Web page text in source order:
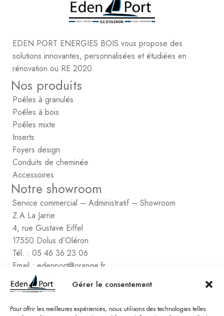
Gérer le consentement
Pour offrir les meilleures expériences, nous utilisons des technologies telles
EDEN PORT ENERGIES BOIS vous propose des
solutions innovantes, personnalisées et étudiées en
rénovation ou RE 2020.
Nos produits
Poêles à granulés
Poêles à bois
Poêles mixte
Inserts
Foyers design
Conduits de cheminée
Accessoires
Notre showroom
Service commercial – Administratif – Showroom
Z.A La Jarrie
4, rue Gustave Eiffel
17550 Dolus d’Oléron
Tél. : 05 46 36 23 06
Email : edenport@orange.fr
Contactez Eden Port
Comptabilité
2, rue de Vert-Bois – La Gaconnière